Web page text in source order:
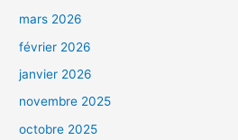
mars 2026
février 2026
janvier 2026
novembre 2025
octobre 2025